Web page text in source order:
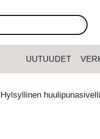
UUTUUDET
Hylsyllinen